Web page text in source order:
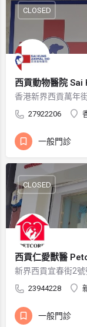
西貢動物醫院
香港新界西貢萬年
27922206
CLOSED
一般門診
西貢仁愛獸醫
新界西貢宜春街2
23944228
CLOSED
一般門診